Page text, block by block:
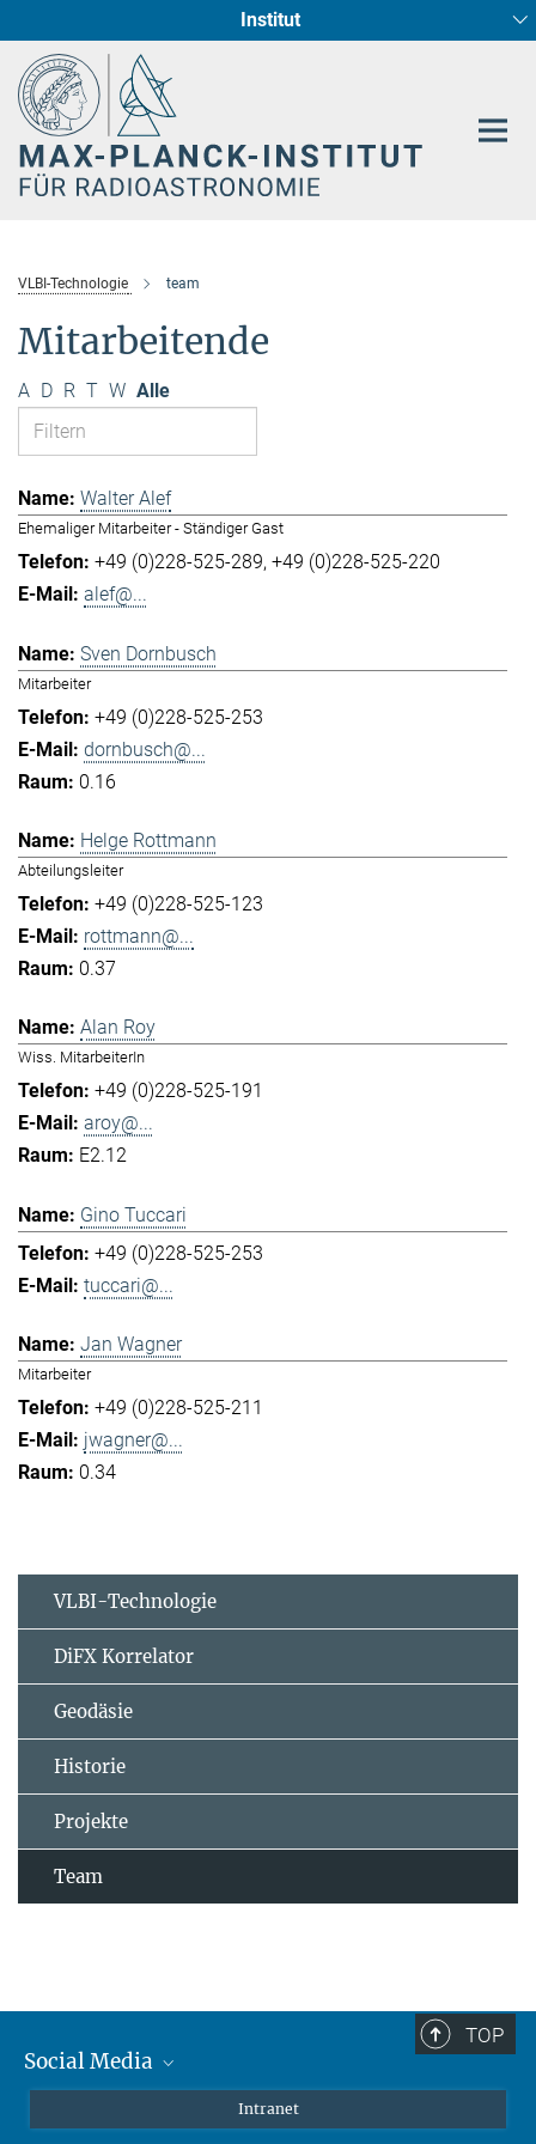
Institut
Radioastronomische Fundamentalphysik
Sternentstehung und Galaxienentwicklung
VLBI-Technologie team
Mitarbeitende
A D R T W Alle
Walter Alef
Ehemaliger Mitarbeiter - Ständiger Gast
+49 (0)228-525-289 +49 (0)228-525-220
alef@...
Sven Dornbusch
Mitarbeiter
+49 (0)228-525-253
dornbusch@...
0.16
Helge Rottmann
Abteilungsleiter
+49 (0)228-525-123
rottmann@...
0.37
Alan Roy
Wiss. MitarbeiterIn
+49 (0)228-525-191
aroy@...
E2.12
Gino Tuccari
+49 (0)228-525-253
tuccari@...
Jan Wagner
Mitarbeiter
+49 (0)228-525-211
jwagner@...
0.34
VLBI-Technologie
DiFX Korrelator
Geodäsie
Historie
Projekte
Team
TOP
Social Media
Intranet